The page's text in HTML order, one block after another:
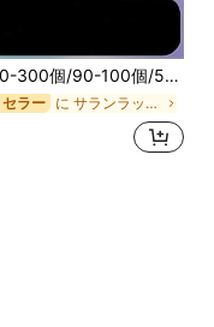
個 引き裂き防止透明プラスチックカバー、PE フィルムプラスチック袋、プラスチックラップカバー ボウルカバー 残り物カバー、キッチンエッセンシャルズ 食品を新鮮に保つ
ラー に サランラップ&ビニール袋